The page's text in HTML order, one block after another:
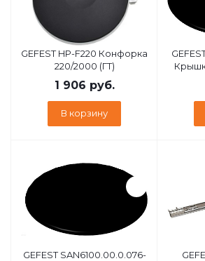
GEFEST HP-F220 Конфорка
220/2000 (ГТ)
1 906 руб.
В корзину
GEFEST SAN6100.00.0.076-